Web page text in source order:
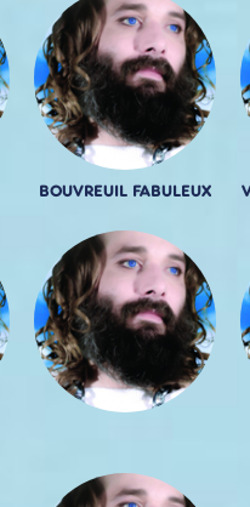
BOUVREUIL FABULEUX